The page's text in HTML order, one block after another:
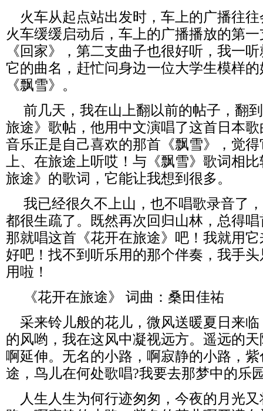
火车从起点站出发时，车上的广播往
火车缓缓启动后，车上的广播播放的第
《回家》，第二支曲子也很好听，我一
它的曲名，赶忙问身边一位大学生模样
《飘雪》。
前几天，我在山上翻以前的帖子，翻
旅途》歌帖，他用中文演唱了这首日本
音乐正是自己喜欢的那首《飘雪》，觉
上、在旅途上听哎！与《飘雪》歌词相
旅途》的歌词，它能让我想到很多。
我已经很久不上山，也不唱歌录音了
都很生疏了。既然再次回归山林，总得
那就唱这首《花开在旅途》吧！我就用
好吧！找不到听乐用的那个伴奏，我手
用啦！
《花开在旅途》 词曲：桑田佳祐
采来铃儿般的花儿，微风送暖夏日来
的风哟，我在这风中凝视远方。遥远的
啊延伸。无名的小路，啊寂静的小路，
途，鸟儿在何处歌唱?我要去那梦中的乐
人生人生为何行迹匆匆，今夜的月光